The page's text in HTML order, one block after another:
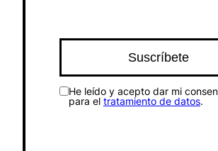
He leído y acepto dar mi
para el tratamiento de datos.